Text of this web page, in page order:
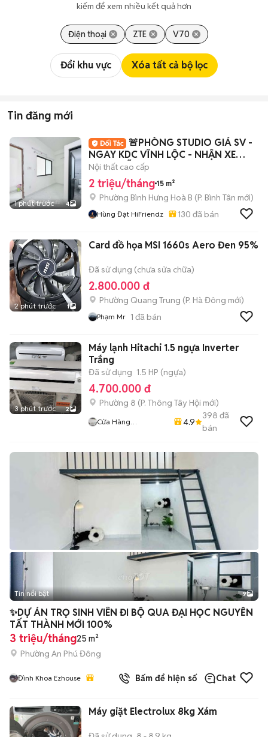
kiếm để xem nhiều kết quả hơn
Điện thoại ZTE V70
Đổi khu vực Xóa tất cả bộ lọc
Tin đăng mới
1 phút trước 4
🚨PHÒNG STUDIO GIÁ SV -
NGAY KDC VĨNH LỘC - NHẬN XE
ĐIỆN - HỖ TRỢ CỌC
Nội thất cao cấp
2 triệu/tháng 15 m²
Phường Bình Hưng Hoà B (P. Bình Tân mới)
Hùng Đạt HiFriendz 130 đã bán
2 phút trước 1
Card đồ họa MSI 1660s Aero Đen 95%
Đã sử dụng (chưa sửa chữa)
2.800.000 đ
Phường Quang Trung (P. Hà Đông mới)
Phạm Mr 1 đã bán
3 phút trước 2
Máy lạnh Hitachi 1.5 ngựa Inverter
Trắng
Đã sử dụng 1.5 HP (ngựa)
4.700.000 đ
Phường 8 (P. Thông Tây Hội mới)
Cửa Hàng
4.9
398 đã
bán
+2
Tin nổi bật 9
✨DỰ ÁN TRỌ SINH VIÊN ĐI BỘ QUA ĐẠI HỌC NGUYỄN
TẤT THÀNH MỚI 100%
3 triệu/tháng25 m²
Phường An Phú Đông
Đình Khoa Ezhouse Bấm để hiện số Chat
Máy giặt Electrolux 8kg Xám